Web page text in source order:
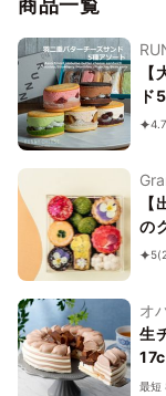
ド
の
5
オ
生
最短